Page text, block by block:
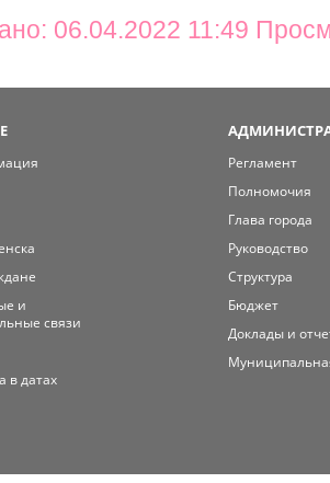
06.04.2022 11:49
и
связи
в датах
Регламент
Полномочия
Глава города
Руководство
Структура
Бюджет
Доклады и